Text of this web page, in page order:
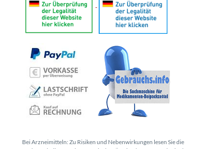
Bei Arzneimitteln: Zu Risiken und Nebenwirkungen lesen Sie die